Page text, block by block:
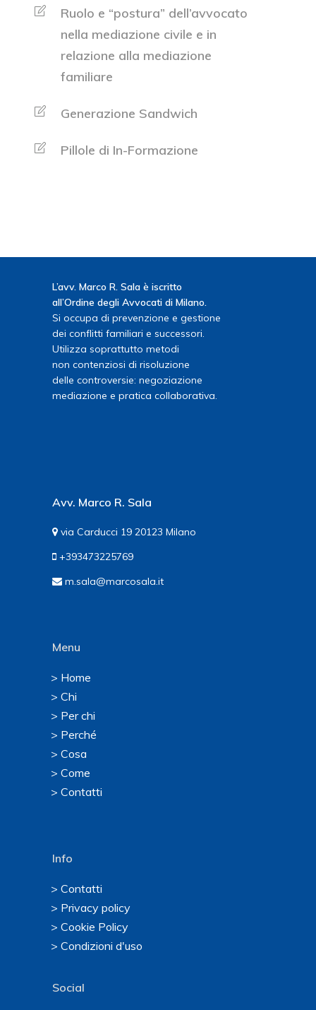
Ruolo e “postura” dell’avvocato
nella mediazione civile e in
relazione alla mediazione
familiare
Generazione Sandwich
Pillole di In-Formazione
L’avv. Marco R. Sala è iscritto
all’Ordine degli Avvocati di Milano.
Si occupa di prevenzione e gestione
dei conflitti familiari e successori.
Utilizza soprattutto metodi
non contenziosi di risoluzione
delle controversie: negoziazione
mediazione e pratica collaborativa.
Avv. Marco R. Sala
via Carducci 19 20123 Milano
+393473225769
m.sala@marcosala.it
Menu
> Home
> Chi
> Per chi
> Perché
> Cosa
> Come
> Contatti
Info
> Contatti
> Privacy policy
> Cookie Policy
> Condizioni d'uso
Social